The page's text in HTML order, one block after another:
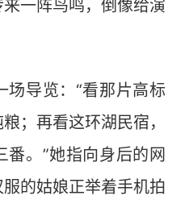
一阵鸟鸣，倒像给演
导览：“看那片高标
；再看这环湖民宿，
。”她指向身后的网
的姑娘正举着手机拍